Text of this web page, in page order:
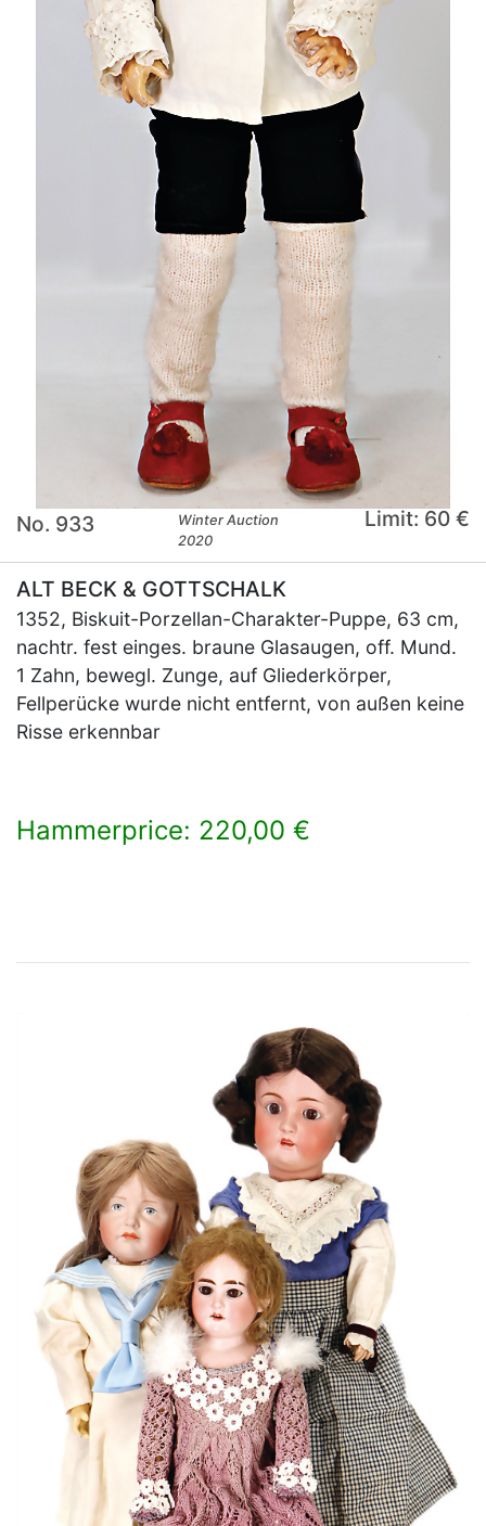
No. 933
Winter Auction
2020
Limit: 60 €
ALT BECK & GOTTSCHALK
1352, Biskuit-Porzellan-Charakter-Puppe, 63 cm,
nachtr. fest einges. braune Glasaugen, off. Mund.
1 Zahn, bewegl. Zunge, auf Gliederkörper,
Fellperücke wurde nicht entfernt, von außen keine
Risse erkennbar
Hammerprice: 220,00 €